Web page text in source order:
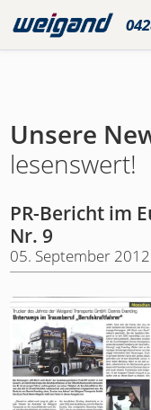
Unsere
lesenswert!
PR-Bericht im
Nr. 9
05. September 2012